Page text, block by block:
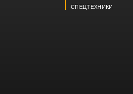
СПЕЦТЕХНИКИ